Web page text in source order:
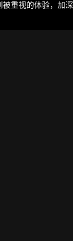
重视的体验，加深